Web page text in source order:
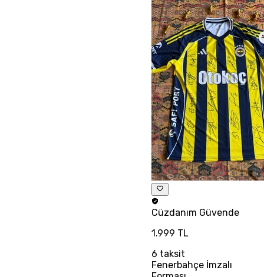
Cüzdanım Güvende
1.999 TL
6 taksit
Fenerbahçe İmzalı